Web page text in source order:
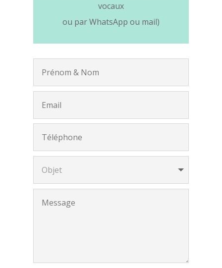
vocaux
ou par WhatsApp ou mail)